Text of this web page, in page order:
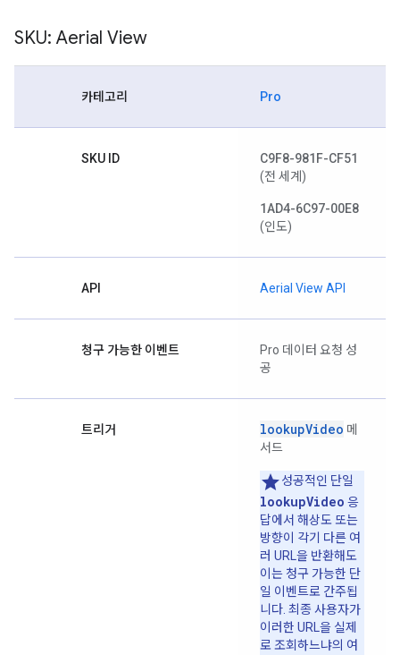
SKU: Aerial View
카테고리 Pro
SKU ID
C9F8-981F-CF51
(전 세계)
1AD4-6C97-00E8
(인도)
API Aerial View API
청구 가능한 이벤트
Pro 데이터 요청 성
공
트리거 lookupVideo 메
서드
성공적인 단일
lookupVideo 응
답에서 해상도 또는
방향이 각기 다른 여
러 URL을 반환해도
이는 청구 가능한 단
일 이벤트로 간주됩
니다. 최종 사용자가
이러한 URL을 실제
로 조회하느냐의 여